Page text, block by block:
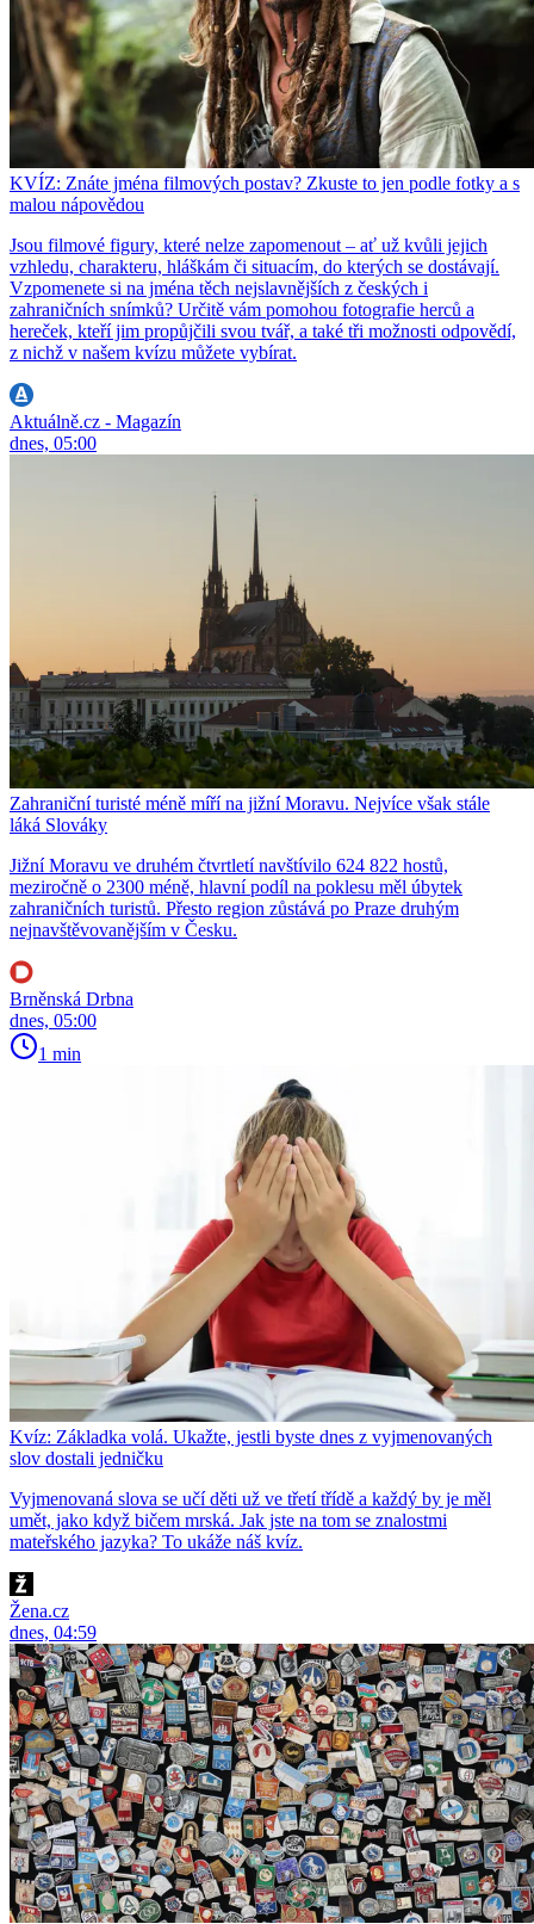
KVÍZ: Znáte jména filmových postav? Zkuste to jen podle fotky a s
malou nápovědou
Jsou filmové figury, které nelze zapomenout – ať už kvůli jejich
vzhledu, charakteru, hláškám či situacím, do kterých se dostávají.
Vzpomenete si na jména těch nejslavnějších z českých i
zahraničních snímků? Určitě vám pomohou fotografie herců a
hereček, kteří jim propůjčili svou tvář, a také tři možnosti odpovědí,
z nichž v našem kvízu můžete vybírat.
Aktuálně.cz - Magazín
dnes, 05:00
Zahraniční turisté méně míří na jižní Moravu. Nejvíce však stále
láká Slováky
Jižní Moravu ve druhém čtvrtletí navštívilo 624 822 hostů,
meziročně o 2300 méně, hlavní podíl na poklesu měl úbytek
zahraničních turistů. Přesto region zůstává po Praze druhým
nejnavštěvovanějším v Česku.
Brněnská Drbna
dnes, 05:00
1 min
Kvíz: Základka volá. Ukažte, jestli byste dnes z vyjmenovaných
slov dostali jedničku
Vyjmenovaná slova se učí děti už ve třetí třídě a každý by je měl
umět, jako když bičem mrská. Jak jste na tom se znalostmi
mateřského jazyka? To ukáže náš kvíz.
Žena.cz
dnes, 04:59